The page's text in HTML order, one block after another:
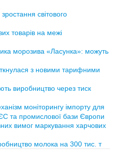
світового
товарів на межі
морозива «Ласунка»: можуть
з новими тарифними
виробництво через тиск
моніторингу імпорту для
та промислової бази Європи
вимог маркування харчових
молока на 300 тис. т